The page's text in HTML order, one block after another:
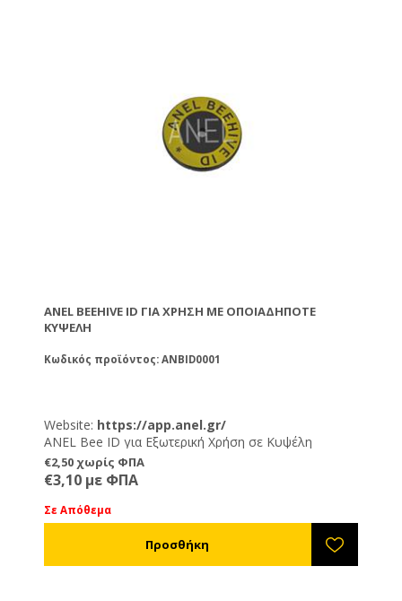
ANEL BEEHIVE ID ΓΙΑ ΧΡΉΣΗ ΜΕ ΟΠΟΙΑΔΉΠΟΤΕ
ΚΥΨΈΛΗ
Κωδικός προϊόντος: ANBID0001
Website: https://app.anel.gr/
ANEL Bee ID για Εξωτερική Χρήση σε Κυψέλη
Κατεβάστε την εφαρμογή
€2,50 χωρίς ΦΠΑ
€3,10 με ΦΠΑ
Σε Απόθεμα